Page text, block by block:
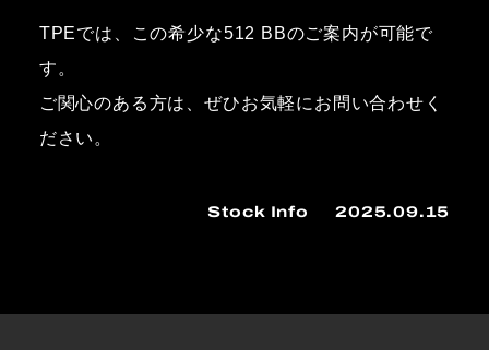
TPEでは、この希少な512 BBのご案内が可能で
す。
ご関心のある方は、ぜひお気軽にお問い合わせく
ださい。
Stock Info 2025.09.15